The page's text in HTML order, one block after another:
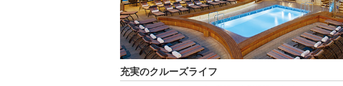
充実のクルーズライフ